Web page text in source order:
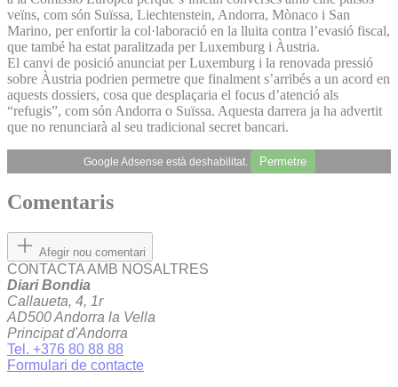
veïns, com són Suïssa, Liechtenstein, Andorra, Mònaco i San
Marino, per enfortir la col·laboració en la lluita contra l’evasió fiscal,
que també ha estat paralitzada per Luxemburg i Àustria.
El canvi de posició anunciat per Luxemburg i la renovada pressió
sobre Àustria podrien permetre que finalment s’arribés a un acord en
aquests dossiers, cosa que desplaçaria el focus d’atenció als
“refugis”, com són Andorra o Suïssa. Aquesta darrera ja ha advertit
que no renunciarà al seu tradicional secret bancari.
Google Adsense està deshabilitat. Permetre
Comentaris
Afegir nou comentari
CONTACTA AMB NOSALTRES
Diari Bondia
Callaueta, 4, 1r
AD500 Andorra la Vella
Principat d'Andorra
Tel. +376 80 88 88
Formulari de contacte